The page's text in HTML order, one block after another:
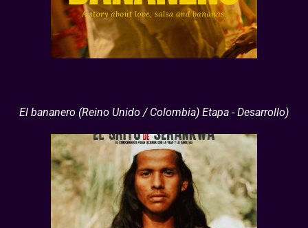
El bananero (Reino Unido / Colombia) Etapa - Desarrollo)